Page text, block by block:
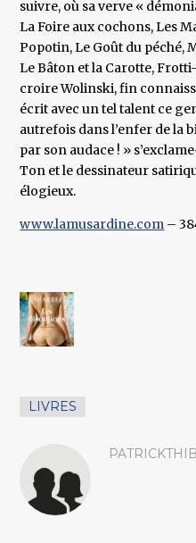
suivre, où sa verve «
La Foire aux cochons, Les
Popotin, Le Goût du péché,
Le Bâton et la Carotte,
croire Wolinski, fin
écrit avec un tel talent ce
autrefois dans l’enfer de la
par son audace ! »
Ton et le dessinateur
élogieux.
www.lamusardine.com –
LIVRES